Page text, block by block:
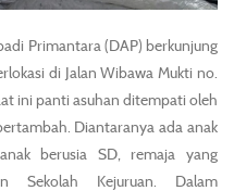
Primantara (DAP) berkunjung
di Jalan Wibawa Mukti no.
ini panti asuhan ditempati oleh
Diantaranya ada anak
berusia SD, remaja yang
Sekolah Kejuruan. Dalam